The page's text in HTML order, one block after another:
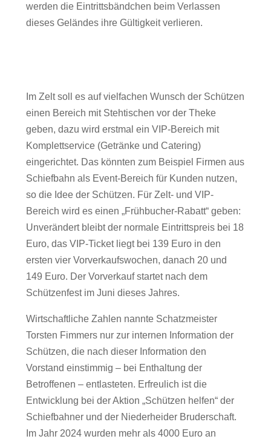
werden die Eintrittsbändchen beim Verlassen
dieses Geländes ihre Gültigkeit verlieren.
Im Zelt soll es auf vielfachen Wunsch der Schützen
einen Bereich mit Stehtischen vor der Theke
geben, dazu wird erstmal ein VIP-Bereich mit
Komplettservice (Getränke und Catering)
eingerichtet. Das könnten zum Beispiel Firmen aus
Schiefbahn als Event-Bereich für Kunden nutzen,
so die Idee der Schützen. Für Zelt- und VIP-
Bereich wird es einen „Frühbucher-Rabatt“ geben:
Unverändert bleibt der normale Eintrittspreis bei 18
Euro, das VIP-Ticket liegt bei 139 Euro in den
ersten vier Vorverkaufswochen, danach 20 und
149 Euro. Der Vorverkauf startet nach dem
Schützenfest im Juni dieses Jahres.
Wirtschaftliche Zahlen nannte Schatzmeister
Torsten Fimmers nur zur internen Information der
Schützen, die nach dieser Information den
Vorstand einstimmig – bei Enthaltung der
Betroffenen – entlasteten. Erfreulich ist die
Entwicklung bei der Aktion „Schützen helfen“ der
Schiefbahner und der Niederheider Bruderschaft.
Im Jahr 2024 wurden mehr als 4000 Euro an